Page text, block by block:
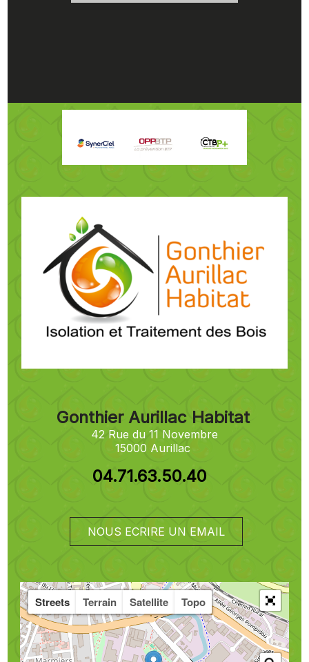
Gonthier Aurillac Habitat
42 Rue du 11 Novembre
15000 Aurillac
04.71.63.50.40
NOUS ECRIRE UN EMAIL
Streets Terrain Satellite Topo